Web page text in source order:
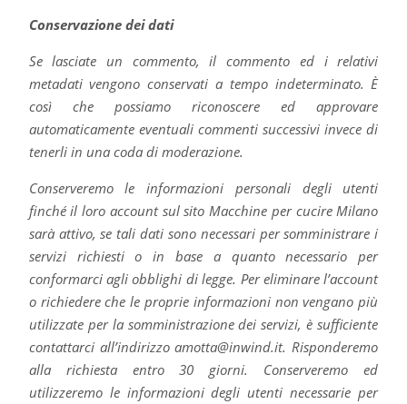
Conservazione dei dati
Se lasciate un commento, il commento ed i relativi
metadati vengono conservati a tempo indeterminato. È
così che possiamo riconoscere ed approvare
automaticamente eventuali commenti successivi invece di
tenerli in una coda di moderazione.
Conserveremo le informazioni personali degli utenti
finché il loro account sul sito Macchine per cucire Milano
sarà attivo, se tali dati sono necessari per somministrare i
servizi richiesti o in base a quanto necessario per
conformarci agli obblighi di legge. Per eliminare l’account
o richiedere che le proprie informazioni non vengano più
utilizzate per la somministrazione dei servizi, è sufficiente
contattarci all’indirizzo amotta@inwind.it. Risponderemo
alla richiesta entro 30 giorni. Conserveremo ed
utilizzeremo le informazioni degli utenti necessarie per